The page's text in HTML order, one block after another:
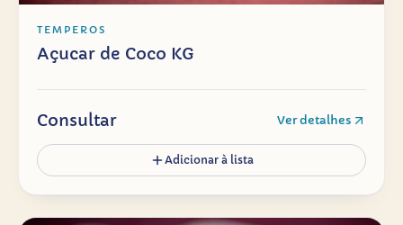
TEMPEROS
Açucar de Coco KG
Consultar Ver detalhes
Adicionar à lista